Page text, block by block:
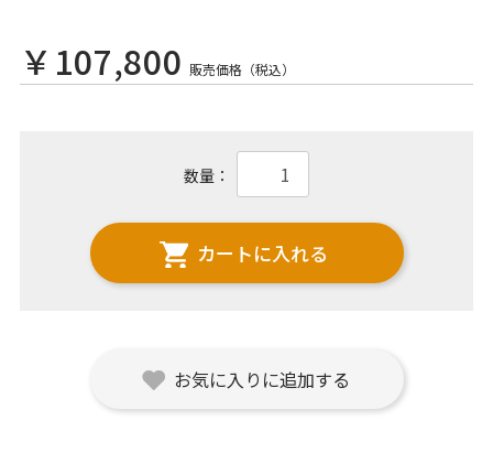
￥107,800 販売価格（税込）
数量：
カートに入れる
お気に入りに追加する